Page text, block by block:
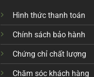
Hình thức thanh toán
Chính sách bảo hành
Chứng chỉ chất lượng
Chăm sóc khách hàng